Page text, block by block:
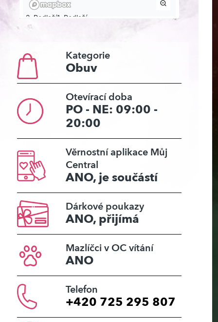
Kategorie
Obuv
Otevírací doba
PO - NE: 09:00 -
20:00
Věrnostní aplikace Můj
Central
ANO, je součástí
Dárkové poukazy
ANO, přijímá
Mazlíčci v OC vítání
ANO
Telefon
+420 725 295 807